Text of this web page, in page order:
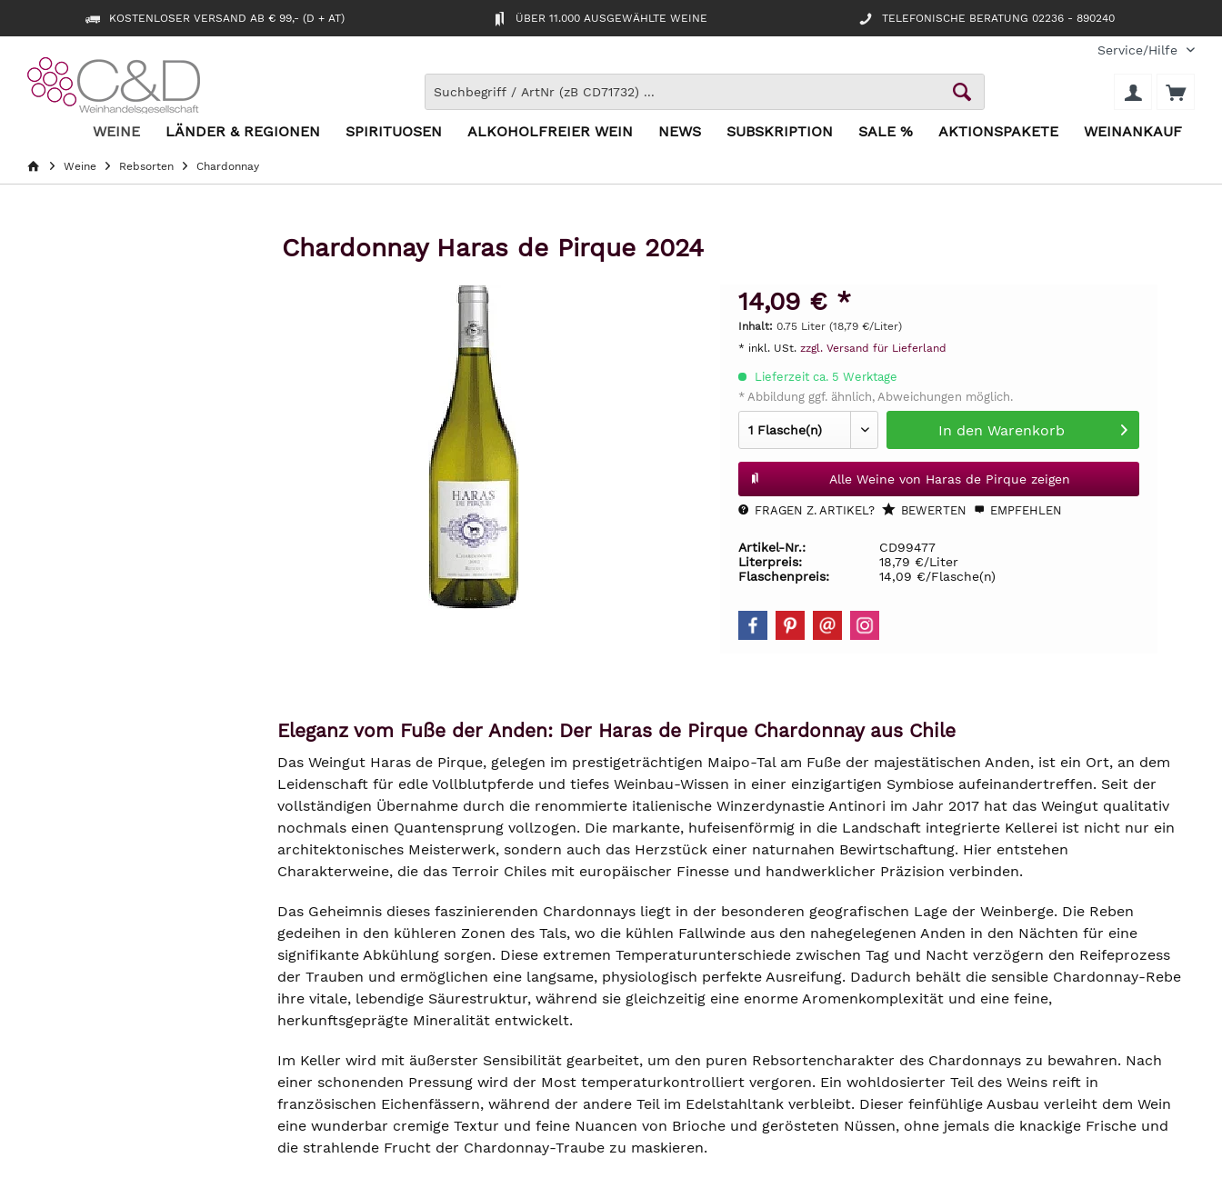
KOSTENLOSER VERSAND AB € 99,- (D + AT) ÜBER 11.000 AUSGEWÄHLTE WEINE TELEFONISCHE BERATUNG 02236 - 890240
Service/Hilfe
WEINE LÄNDER & REGIONEN SPIRITUOSEN ALKOHOLFREIER WEIN NEWS SUBSKRIPTION SALE % AKTIONSPAKETE WEINANKAUF
Weine Rebsorten Chardonnay
Chardonnay Haras de Pirque 2024
14,09 € *
Inhalt: 0.75 Liter (18,79 €/Liter)
* inkl. USt. zzgl. Versand für Lieferland
Lieferzeit ca. 5 Werktage
* Abbildung ggf. ähnlich, Abweichungen möglich.
In den Warenkorb
Alle Weine von Haras de Pirque zeigen
FRAGEN Z. ARTIKEL? BEWERTEN EMPFEHLEN
Artikel-Nr.:
CD99477
Literpreis:
18,79 €/Liter
Flaschenpreis:
14,09 €/Flasche(n)
Eleganz vom Fuße der Anden: Der Haras de Pirque Chardonnay aus Chile
Das Weingut Haras de Pirque, gelegen im prestigeträchtigen Maipo-Tal am Fuße der majestätischen Anden, ist ein Ort, an dem
Leidenschaft für edle Vollblutpferde und tiefes Weinbau-Wissen in einer einzigartigen Symbiose aufeinandertreffen. Seit der
vollständigen Übernahme durch die renommierte italienische Winzerdynastie Antinori im Jahr 2017 hat das Weingut qualitativ
nochmals einen Quantensprung vollzogen. Die markante, hufeisenförmig in die Landschaft integrierte Kellerei ist nicht nur ein
architektonisches Meisterwerk, sondern auch das Herzstück einer naturnahen Bewirtschaftung. Hier entstehen
Charakterweine, die das Terroir Chiles mit europäischer Finesse und handwerklicher Präzision verbinden.
Das Geheimnis dieses faszinierenden Chardonnays liegt in der besonderen geografischen Lage der Weinberge. Die Reben
gedeihen in den kühleren Zonen des Tals, wo die kühlen Fallwinde aus den nahegelegenen Anden in den Nächten für eine
signifikante Abkühlung sorgen. Diese extremen Temperaturunterschiede zwischen Tag und Nacht verzögern den Reifeprozess
der Trauben und ermöglichen eine langsame, physiologisch perfekte Ausreifung. Dadurch behält die sensible Chardonnay-Rebe
ihre vitale, lebendige Säurestruktur, während sie gleichzeitig eine enorme Aromenkomplexität und eine feine,
herkunftsgeprägte Mineralität entwickelt.
Im Keller wird mit äußerster Sensibilität gearbeitet, um den puren Rebsortencharakter des Chardonnays zu bewahren. Nach
einer schonenden Pressung wird der Most temperaturkontrolliert vergoren. Ein wohldosierter Teil des Weins reift in
französischen Eichenfässern, während der andere Teil im Edelstahltank verbleibt. Dieser feinfühlige Ausbau verleiht dem Wein
eine wunderbar cremige Textur und feine Nuancen von Brioche und gerösteten Nüssen, ohne jemals die knackige Frische und
die strahlende Frucht der Chardonnay-Traube zu maskieren.